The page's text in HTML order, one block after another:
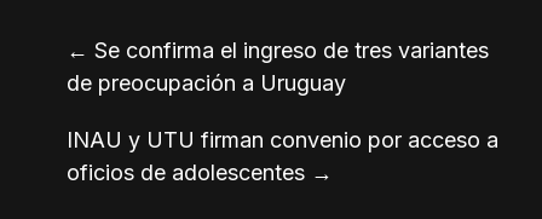
← Se confirma el ingreso de tres variantes
de preocupación a Uruguay
INAU y UTU firman convenio por acceso a
oficios de adolescentes →